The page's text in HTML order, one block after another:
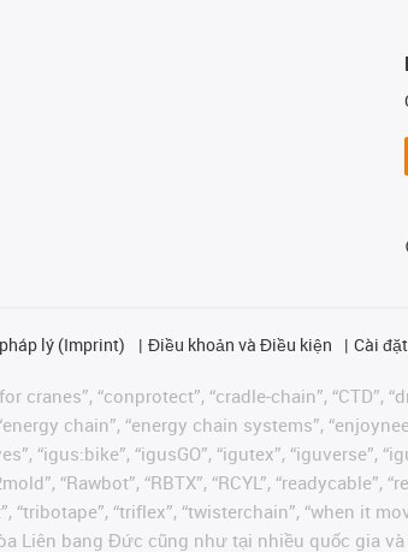
lý (Imprint) Điều khoản và Điều kiện Cài
“conprotect”, “cradle-chain”, “CTD”,
chain”, “energy chain systems”,
“igus:bike”, “igusGO”, “igutex”, “iguverse”,
“Rawbot”, “RBTX”, “RCYL”, “readycable”,
“tribotape”, “triflex”, “twisterchain”, “when it
Liên bang Đức cũng như tại nhiều quốc gia